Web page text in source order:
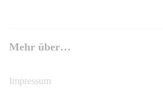
Mehr über…
Impressum